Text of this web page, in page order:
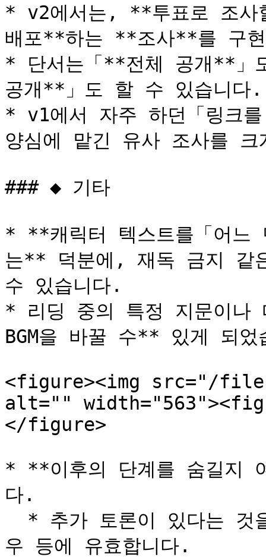
* v2에서는, **투표로 조사
배포**하는 **조사**를 구
* 단서는「**전체 공개**」
공개**」도 할 수 있습니다.
* v1에서 자주 하던「링크
양심에 맡긴 유사 조사를
### ◆ 기타
* **캐릭터 텍스트를「어느
는** 덕분에, 재독 금지 같
수 있습니다.
* 리딩 중의 특정 지문이나
BGM을 바꿀 수** 있게 되었
<figure><img src="/files/
alt=""
</figure>
* **이후의 단계를 숨길지
다.
우 등에 유효합니다.